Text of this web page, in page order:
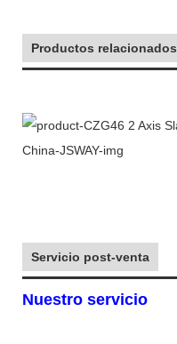
Productos relacionados
Servicio post-venta
Nuestro servicio